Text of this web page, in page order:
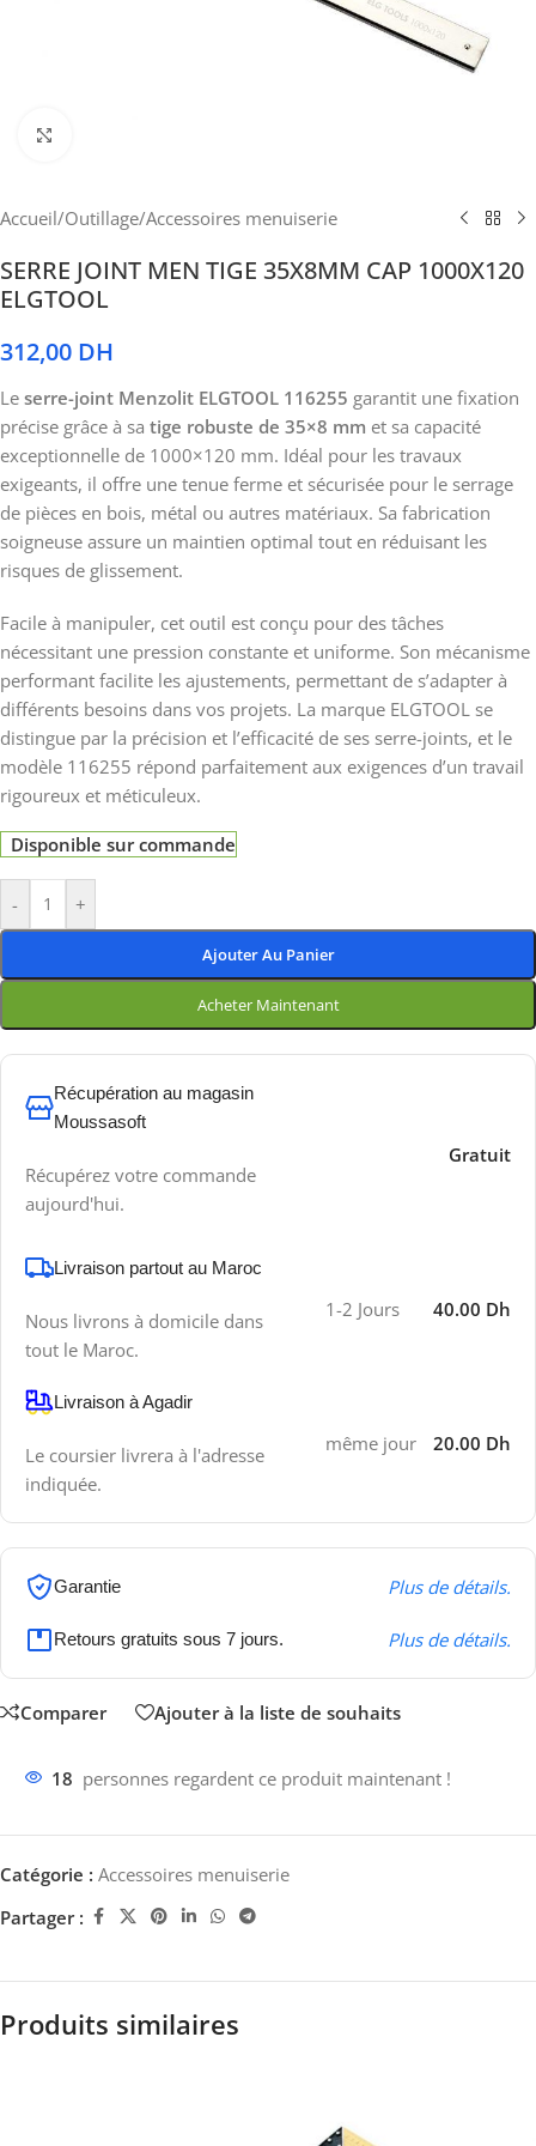
Accueil/Outillage/Accessoires menuiserie
SERRE JOINT MEN TIGE 35X8MM CAP 1000X120
ELGTOOL
312,00 DH
Le serre-joint Menzolit ELGTOOL 116255 garantit une fixation
précise grâce à sa tige robuste de 35×8 mm et sa capacité
exceptionnelle de 1000×120 mm. Idéal pour les travaux
exigeants, il offre une tenue ferme et sécurisée pour le serrage
de pièces en bois, métal ou autres matériaux. Sa fabrication
soigneuse assure un maintien optimal tout en réduisant les
risques de glissement.
Facile à manipuler, cet outil est conçu pour des tâches
nécessitant une pression constante et uniforme. Son mécanisme
performant facilite les ajustements, permettant de s’adapter à
différents besoins dans vos projets. La marque ELGTOOL se
distingue par la précision et l’efficacité de ses serre-joints, et le
modèle 116255 répond parfaitement aux exigences d’un travail
rigoureux et méticuleux.
Disponible sur commande
- +
Ajouter Au Panier
Acheter Maintenant
Récupération au magasin
Moussasoft
Récupérez votre commande
aujourd'hui.
Gratuit
Livraison partout au Maroc
Nous livrons à domicile dans
tout le Maroc.
1-2 Jours 40.00 Dh
Livraison à Agadir
Le coursier livrera à l'adresse
indiquée.
même jour 20.00 Dh
Garantie Plus de détails.
Retours gratuits sous 7 jours. Plus de détails.
Comparer Ajouter à la liste de souhaits
18 personnes regardent ce produit maintenant !
Catégorie : Accessoires menuiserie
Partager :
Produits similaires